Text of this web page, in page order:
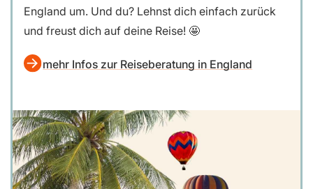
England um. Und du? Lehnst dich einfach zurück
und freust dich auf deine Reise! 🤩
mehr Infos zur Reiseberatung in England